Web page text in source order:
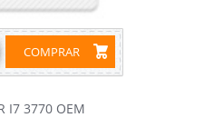
COMPRAR
I7 3770 OEM